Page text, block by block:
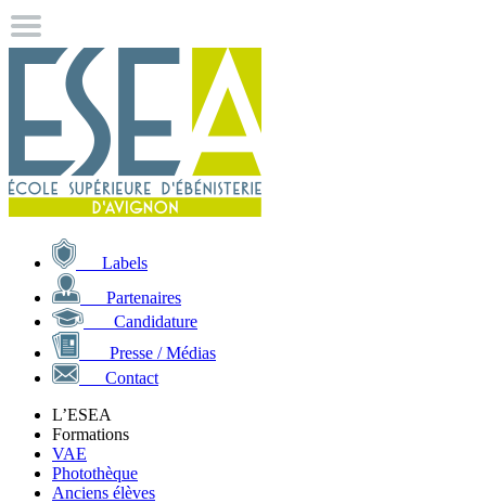
Labels
Partenaires
Candidature
Presse / Médias
Contact
L’ESEA
Formations
VAE
Photothèque
Anciens élèves